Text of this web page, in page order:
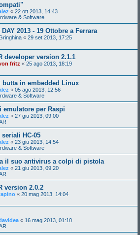
« 22 ott 2013, 14:43
& Software
DAY 2013 - 19 Ottobre a Ferrara
« 29 set 2013, 17:25
developer version 2.1.1
fritz « 25 ago 2013, 18:19
in embedded Linux
« 05 ago 2013, 12:56
& Software
emulatore per Raspi
« 27 giu 2013, 09:00
HC-05
« 23 giu 2013, 14:54
& Software
il suo antivirus a colpi di pistola
« 21 giu 2013, 09:20
version 2.0.2
« 20 mag 2013, 14:04
« 16 mag 2013, 01:10